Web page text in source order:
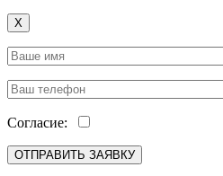
X
Согласие: